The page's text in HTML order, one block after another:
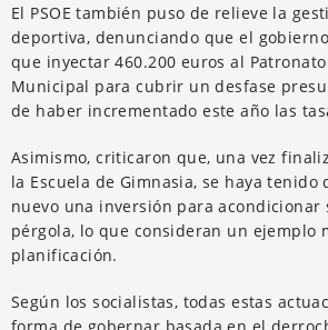
El PSOE también puso de relieve la
deportiva, denunciando que el
que inyectar 460.200 euros al
Municipal para cubrir un desfase
de haber incrementado este año las
Asimismo, criticaron que, una vez
la Escuela de Gimnasia, se haya tenido
nuevo una inversión para acondicionar
pérgola, lo que consideran un ejemplo
planificación.
Según los socialistas, todas estas